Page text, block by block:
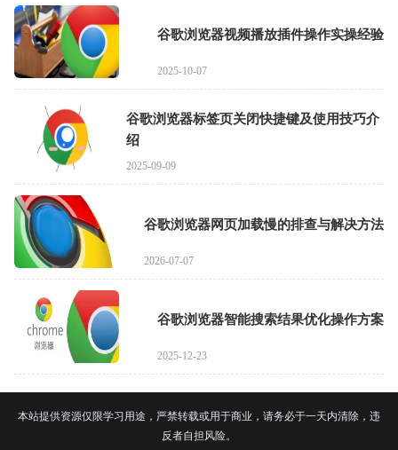
谷歌浏览器视频播放插件操作实操经验
2025-10-07
谷歌浏览器标签页关闭快捷键及使用技巧介
绍
2025-09-09
谷歌浏览器网页加载慢的排查与解决方法
2026-07-07
谷歌浏览器智能搜索结果优化操作方案
2025-12-23
本站提供资源仅限学习用途，严禁转载或用于商业，请务必于一天内清除，违
反者自担风险。